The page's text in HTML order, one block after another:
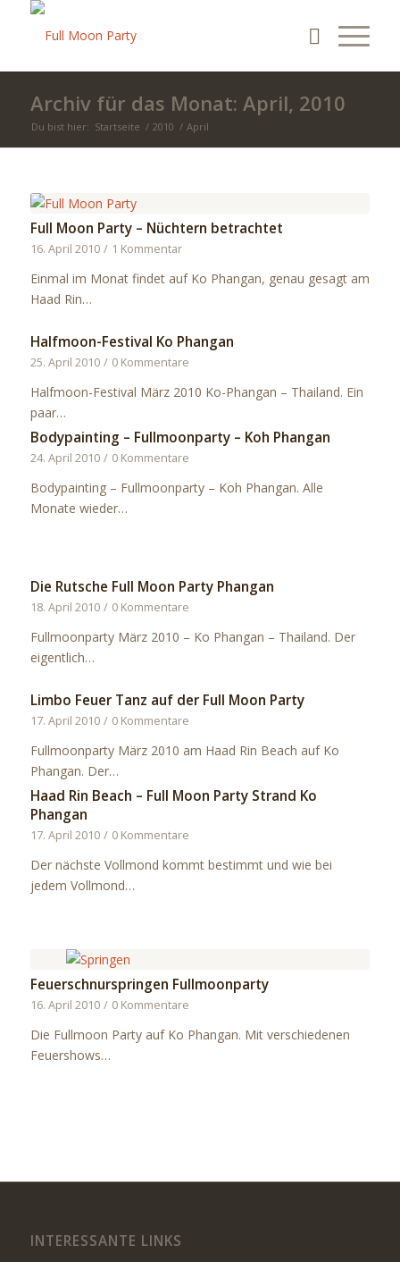
Archiv für das Monat: April, 2010
Du bist hier: Startseite / 2010 / April
Full Moon Party – Nüchtern betrachtet
16. April 2010 / 1 Kommentar
Einmal im Monat findet auf Ko Phangan, genau gesagt am
Haad Rin…
Halfmoon-Festival Ko Phangan
25. April 2010 / 0 Kommentare
Halfmoon-Festival März 2010 Ko-Phangan – Thailand. Ein
paar…
Bodypainting – Fullmoonparty – Koh Phangan
24. April 2010 / 0 Kommentare
Bodypainting – Fullmoonparty – Koh Phangan. Alle
Monate wieder…
Die Rutsche Full Moon Party Phangan
18. April 2010 / 0 Kommentare
Fullmoonparty März 2010 – Ko Phangan – Thailand. Der
eigentlich…
Limbo Feuer Tanz auf der Full Moon Party
17. April 2010 / 0 Kommentare
Fullmoonparty März 2010 am Haad Rin Beach auf Ko
Phangan. Der…
Haad Rin Beach – Full Moon Party Strand Ko
Phangan
17. April 2010 / 0 Kommentare
Der nächste Vollmond kommt bestimmt und wie bei
jedem Vollmond…
Feuerschnurspringen Fullmoonparty
16. April 2010 / 0 Kommentare
Die Fullmoon Party auf Ko Phangan. Mit verschiedenen
Feuershows…
INTERESSANTE LINKS